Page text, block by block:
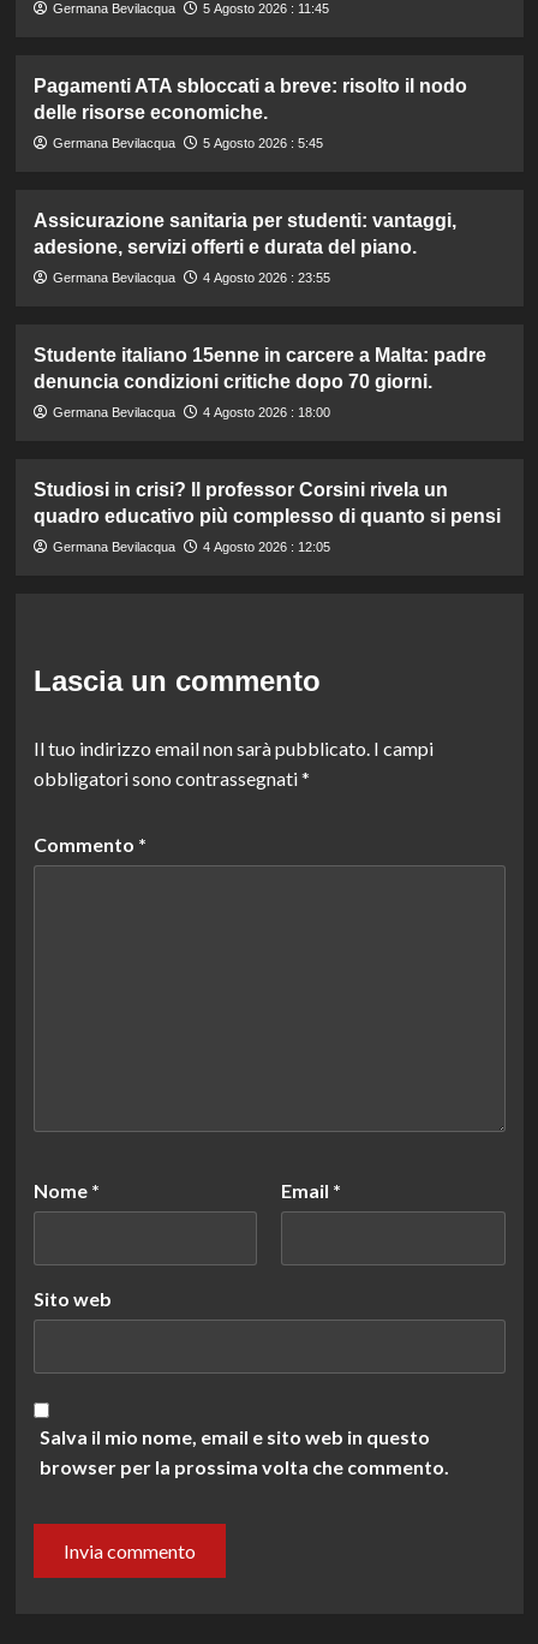
Germana Bevilacqua 5 Agosto 2026 : 11:45
Pagamenti ATA sbloccati a breve: risolto il nodo
delle risorse economiche.
Germana Bevilacqua 5 Agosto 2026 : 5:45
Assicurazione sanitaria per studenti: vantaggi,
adesione, servizi offerti e durata del piano.
Germana Bevilacqua 4 Agosto 2026 : 23:55
Studente italiano 15enne in carcere a Malta: padre
denuncia condizioni critiche dopo 70 giorni.
Germana Bevilacqua 4 Agosto 2026 : 18:00
Studiosi in crisi? Il professor Corsini rivela un
quadro educativo più complesso di quanto si pensi
Germana Bevilacqua 4 Agosto 2026 : 12:05
Lascia un commento
Il tuo indirizzo email non sarà pubblicato. I campi
obbligatori sono contrassegnati*
Commento *
Nome * Email *
Sito web
Salva il mio nome, email e sito web in questo
browser per la prossima volta che commento.